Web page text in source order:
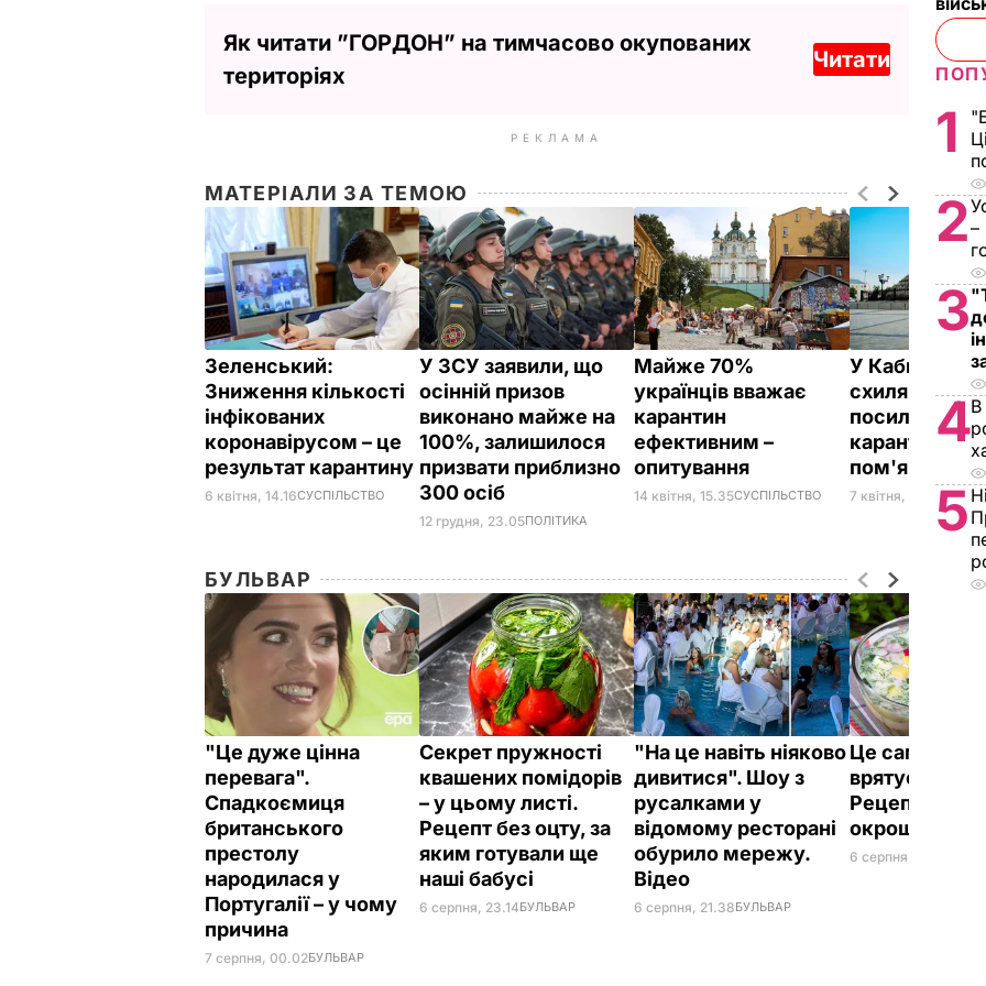
Як читати ”ГОРДОН” на тимчасово окупованих
територіях
Читати
РЕКЛАМА
МАТЕРІАЛИ ЗА ТЕМОЮ
Зеленський:
Зниження кількості
інфікованих
коронавірусом – це
результат карантину
6 квітня, 14.16СУСПІЛЬСТВО
У ЗСУ заявили, що
осінній призов
виконано майже на
100%, залишилося
призвати приблизно
300 осіб
12 грудня, 23.05ПОЛІТИКА
Майже 70%
українців вважає
карантин
ефективним –
опитування
14 квітня, 15.35СУСПІЛЬСТВО
У Кабміні
схиляються
посилення
карантину, а
пом'якшення
7 квітня, 19.25
БУЛЬВАР
"Це дуже цінна
перевага".
Спадкоємиця
британського
престолу
народилася у
Португалії – у чому
причина
7 серпня, 00.02БУЛЬВАР
Секрет пружності
квашених помідорів
– у цьому листі.
Рецепт без оцту, за
яким готували ще
наші бабусі
6 серпня, 23.14БУЛЬВАР
"На це навіть ніяково
дивитися". Шоу з
русалками у
відомому ресторані
обурило мережу.
Відео
6 серпня, 21.38БУЛЬВАР
Це саме те,
врятує у
Рецепт
окрошки
6 серпня, 18.21
1
2–
3
4В
5